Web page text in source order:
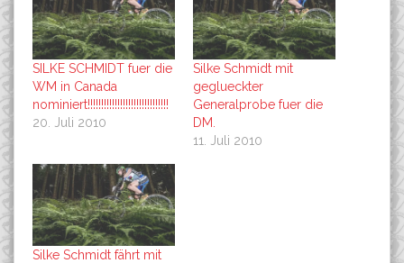
SILKE SCHMIDT fuer die
WM in Canada
nominiert!!!!!!!!!!!!!!!!!!!!!!!!!!!!!!
20. Juli 2010
Silke Schmidt mit
geglueckter
Generalprobe fuer die
DM.
11. Juli 2010
Silke Schmidt fährt mit